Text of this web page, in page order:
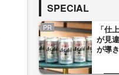
SPECIAL
PR
「仕
が見
が導
した